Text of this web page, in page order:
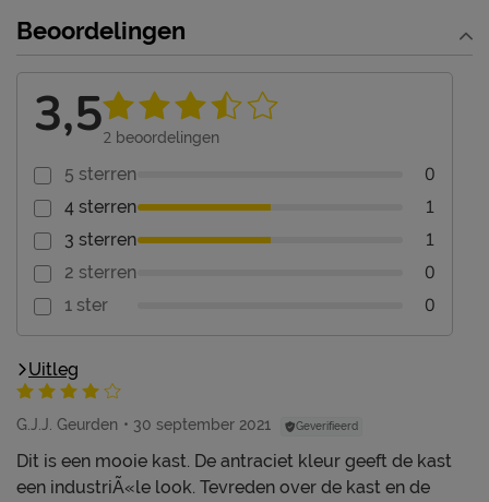
Beoordelingen
3,52 beoordelingen
5 sterren 0
4 sterren 1
3 sterren 1
2 sterren 0
1 ster 0
Uitleg
G.J.J. Geurden 30 september 2021 Geverifieerd
Dit is een mooie kast. De antraciet kleur geeft de kast
een industriÃ«le look. Tevreden over de kast en de